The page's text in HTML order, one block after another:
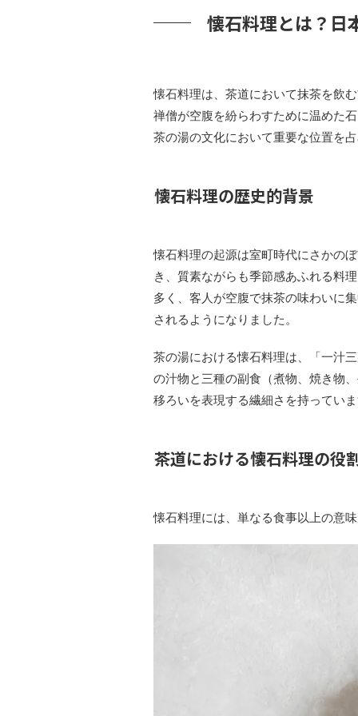
懐石料理とは？日
懐石料理は、茶道において抹茶を飲
禅僧が空腹を紛らわすために温めた
茶の湯の文化において重要な位置を
懐石料理の歴史的背景
懐石料理の起源は室町時代にさかの
き、質素ながらも季節感あふれる料
多く、客人が空腹で抹茶の味わいに
されるようになりました。
茶の湯における懐石料理は、「一汁
の汁物と三種の副食（煮物、焼き物
移ろいを表現する繊細さを持ってい
茶道における懐石料理の役
懐石料理には、単なる食事以上の意